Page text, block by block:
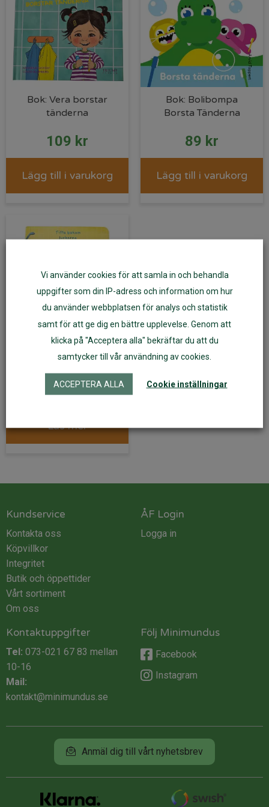
Bok: Vera borstar
tänderna
109 kr
Lägg till i varukorg
Bok: Bolibompa
Borsta Tänderna
89 kr
Lägg till i varukorg
Bok: Alla borstar
tänderna
109kr
Läs mer
Kundservice
Kontakta oss
Köpvillkor
Integritet
Butik och öppettider
Vårt sortiment
Om oss
ÅF Login
Logga in
Kontaktuppgifter
Tel: 073-021 67 83 mellan
10-16
Mail:
kontakt@minimundus.se
Följ Minimundus
Facebook
Instagram
Anmäl dig till vårt nyhetsbrev
Vi använder cookies för att samla in och behandla
uppgifter som din IP-adress och information om hur
du använder webbplatsen för analys och statistik
samt för att ge dig en bättre upplevelse. Genom att
klicka på "Acceptera alla" bekräftar du att du
samtycker till vår användning av cookies.
ACCEPTERA ALLA Cookie inställningar